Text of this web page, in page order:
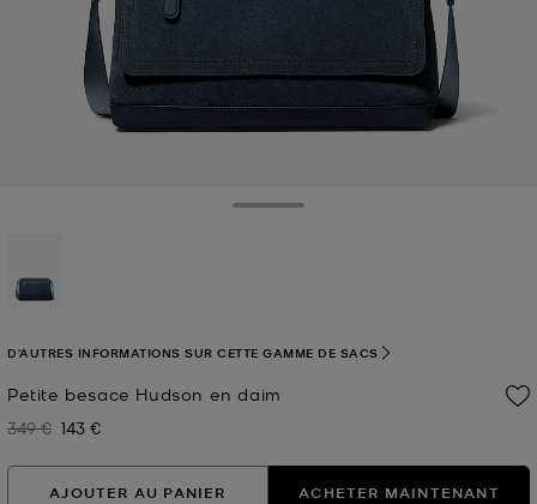
Petite besace Hudson en daim
Prix initial
349 € Prix actuel
143 €
D'AUTRES INFORMATIONS SUR CETTE GAMME DE SACS
AJOUTER AU PANIER ACHETER MAINTENANT